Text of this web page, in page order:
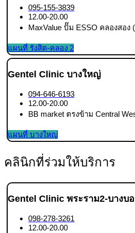
095-155-3839
12.00-20.00
MaxValue ปั๊ม ESSO คลองสอง
แผนที่ รังสิต-คลอง 2
Gentel Clinic บางใหญ่
094-646-6193
12.00-20.00
BB market ตรงข้าม Central
แผนที่ บางใหญ่
คลินิกที่ร่วมให้บริการ
Gentel Clinic พระราม2-บางบ
098-278-3261
12.00-20.00